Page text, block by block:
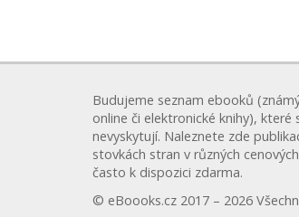
Budujeme seznam ebooků
online či elektronické knihy),
nevyskytují. Naleznete zde
stovkách stran v různých
často k dispozici zdarma.
© eBoooks.cz 2017 – 2026